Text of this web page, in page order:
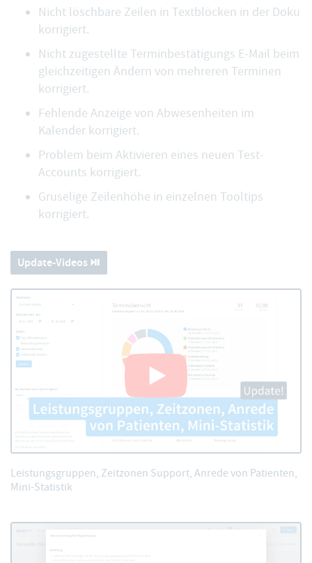
Nicht löschbare Zeilen in Textblöcken in der Doku
korrigiert.
Nicht zugestellte Terminbestätigungs E-Mail beim
gleichzeitigen Ändern von mehreren Terminen
korrigiert.
Fehlende Anzeige von Abwesenheiten im
Kalender korrigiert.
Problem beim Aktivieren eines neuen Test-
Accounts korrigiert.
Gruselige Zeilenhöhe in einzelnen Tooltips
korrigiert.
Update-Videos ⏯️
Leistungsgruppen, Zeitzonen Support, Anrede von Patienten,
Mini-Statistik